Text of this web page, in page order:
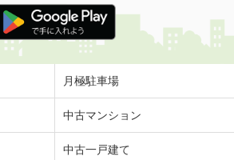
月極駐車場
中古マンション
中古一戸建て